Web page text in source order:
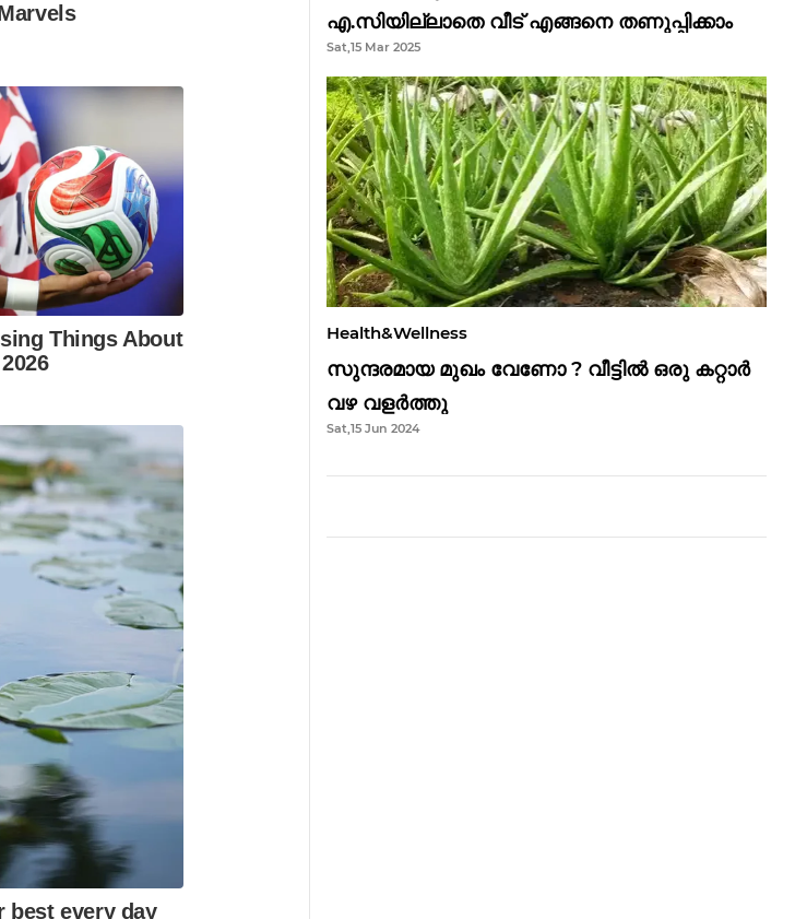
എ.സിയില്ലാതെ വീട് എങ്ങനെ തണുപ്പിക്കാം
Sat,15 Mar 2025
Health&Wellness
സുന്ദരമായ മുഖം വേണോ ? വീട്ടിൽ ഒരു കറ്റാർ
വഴ വളർത്തു
Sat,15 Jun 2024